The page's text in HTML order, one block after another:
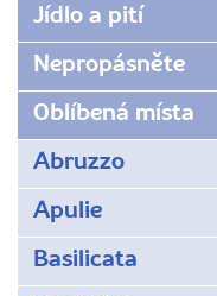
Jídlo a pití
Nepropásněte
Oblíbená místa
Abruzzo
Apulie
Basilicata